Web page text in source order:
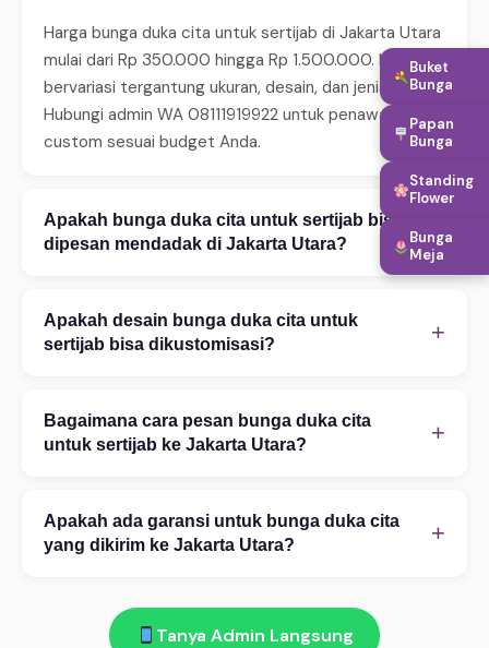
Harga bunga duka cita untuk sertijab di Jakarta Utara
mulai dari Rp 350.000 hingga Rp 1.500.000. Harga
bervariasi tergantung ukuran, desain, dan jenis bunga.
Hubungi admin WA 08111919922 untuk penawaran
custom sesuai budget Anda.
Apakah bunga duka cita untuk sertijab bisa
dipesan mendadak di Jakarta Utara?
+
Ya, WinnerFleur menerima pesanan mendadak 24 jam.
Untuk same-day delivery (2–4 jam), pastikan order
sebelum jam 14:00. Tersedia juga layanan express 2–
Apakah desain bunga duka cita untuk
sertijab bisa dikustomisasi?
+
warna bunga, ukuran rangkaian, teks ucapan, hingga
penambahan aksesoris. Konsultasi desain gratis via
Bagaimana cara pesan bunga duka cita
untuk sertijab ke Jakarta Utara?
+
Ceritakan kebutuhan Anda — kategori, occasion,
budget, dan alamat tujuan di Jakarta Utara. (2) Pilih
Apakah ada garansi untuk bunga duka cita
yang dikirim ke Jakarta Utara?
+
diterima di Jakarta Utara → kami ganti gratis. Salah
Tanya Admin Langsung
Buket
Bunga
Papan
Bunga
Standing
Flower
Bunga
Meja